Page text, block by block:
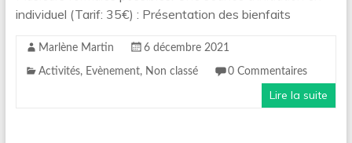
individuel (Tarif: 35€) : Présentation des bienfaits
Marlène Martin 6 décembre 2021
Activités, Evènement, Non classé 0 Commentaires
Lire la suite